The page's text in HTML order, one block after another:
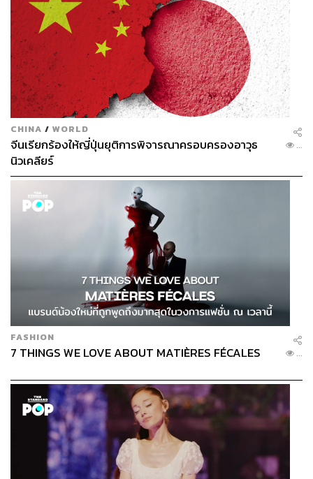
CHINA / WORLD
จีนเรียกร้องให้ญี่ปุ่นยุติการพิจารณาครอบครองอาวุธ
นิวเคลียร์
...
FASHION
7 THINGS WE LOVE ABOUT MATIÈRES FÉCALES ...